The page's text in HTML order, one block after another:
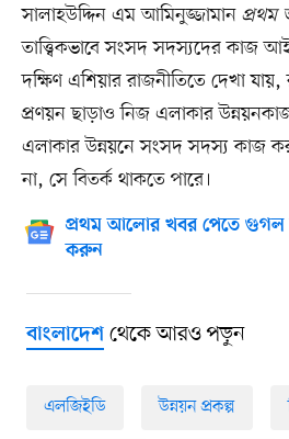
সালাহউদ্দিন এম আমিনুজ্জামান
তাত্ত্বিকভাবে সংসদ সদস্যদের কাজ
দক্ষিণ এশিয়ার রাজনীতিতে দেখা
প্রণয়ন ছাড়াও নিজ এলাকার
এলাকার উন্নয়নে সংসদ সদস্য কাজ
না, সে বিতর্ক থাকতে পারে।
প্রথম আলোর খবর পেতে গুগল
করুন
বাংলাদেশথেকে আরও পড়ুন
এলজিইডি উন্নয়ন প্রকল্প